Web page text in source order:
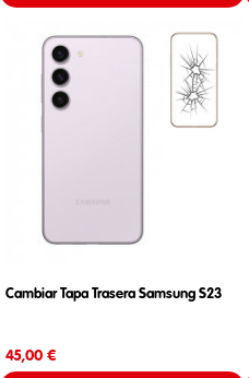
Cambiar Tapa Trasera Samsung S23
45,00 €